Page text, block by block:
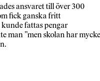
ansvaret till över 300
fick ganska fritt
fattas pengar
man ”men skolan har